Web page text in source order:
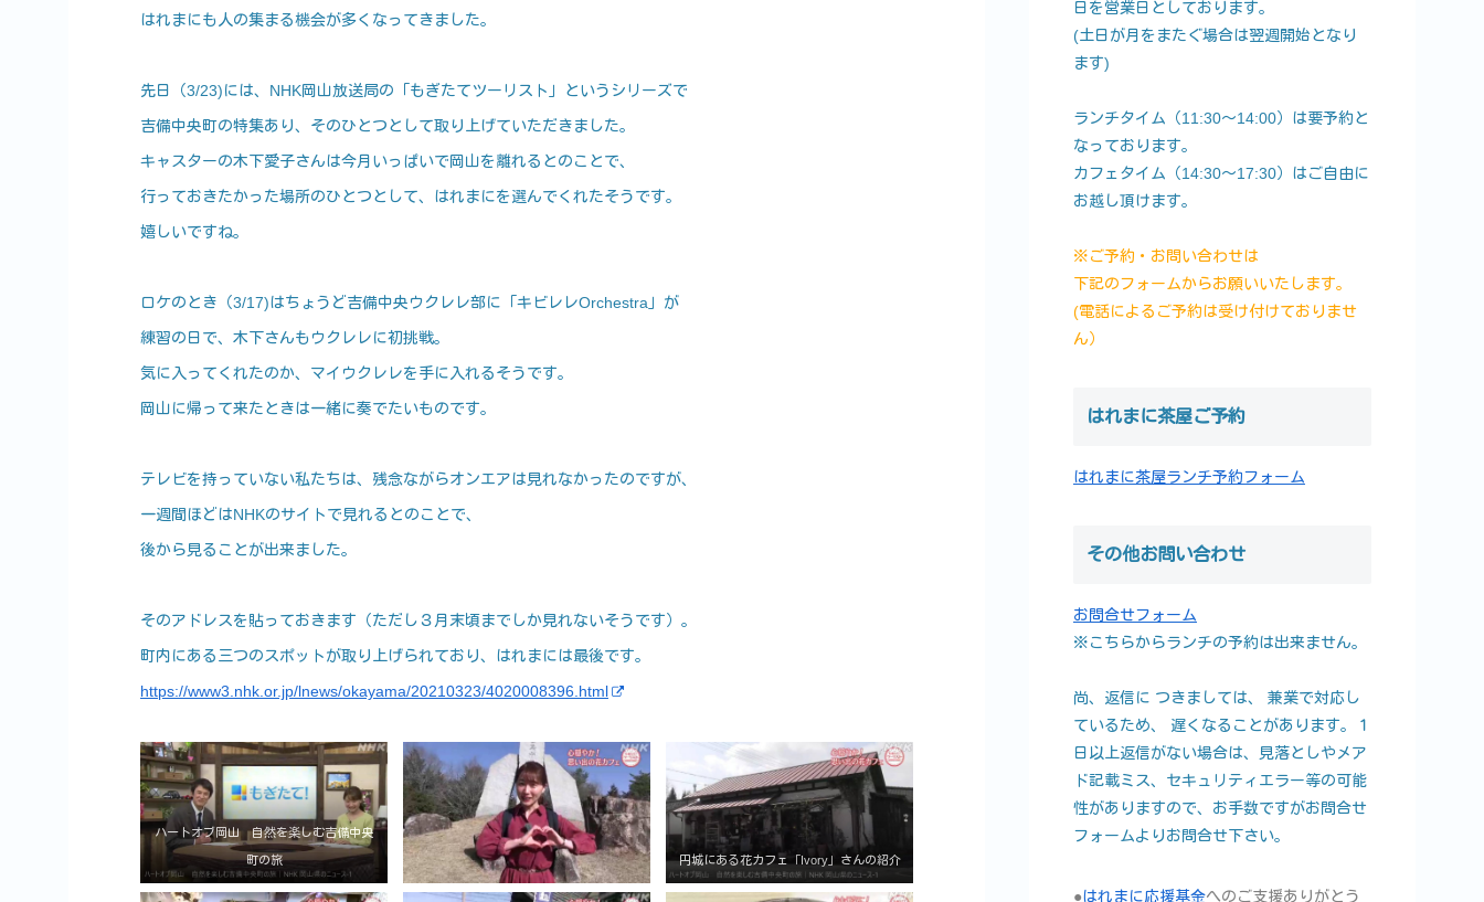
はれまにも人の集まる機会が多くなってきました。
先日（3/23)には、NHK岡山放送局の「もぎたてツーリスト」というシリーズで
吉備中央町の特集あり、そのひとつとして取り上げていただきました。
キャスターの木下愛子さんは今月いっぱいで岡山を離れるとのことで、
行っておきたかった場所のひとつとして、はれまにを選んでくれたそうです。
嬉しいですね。
ロケのとき（3/17)はちょうど吉備中央ウクレレ部に「キビレレOrchestra」が
練習の日で、木下さんもウクレレに初挑戦。
気に入ってくれたのか、マイウクレレを手に入れるそうです。
岡山に帰って来たときは一緒に奏でたいものです。
テレビを持っていない私たちは、残念ながらオンエアは見れなかったのですが、
一週間ほどはNHKのサイトで見れるとのことで、
後から見ることが出来ました。
そのアドレスを貼っておきます（ただし３月末頃までしか見れないそうです）。
町内にある三つのスポットが取り上げられており、はれまには最後です。
https://www3.nhk.or.jp/lnews/okayama/20210323/4020008396.html
ハートオブ岡山 自然を楽しむ吉備中央
町の旅 円城にある花カフェ「Ivory」さんの紹介
日を営業日としております。
(土日が月をまたぐ場合は翌週開始となり
ます)
ランチタイム（11:30～14:00）は要予約と
なっております。
カフェタイム（14:30～17:30）はご自由に
お越し頂けます。
※ご予約・お問い合わせは
下記のフォームからお願いいたします。
(電話によるご予約は受け付けておりませ
ん）
はれまに茶屋ご予約
はれまに茶屋ランチ予約フォーム
その他お問い合わせ
お問合せフォーム
※こちらからランチの予約は出来ません。
尚、返信に つきましては、 兼業で対応し
ているため、 遅くなることがあります。１
日以上返信がない場合は、見落としやメア
ド記載ミス、セキュリティエラー等の可能
性がありますので、お手数ですがお問合せ
フォームよりお問合せ下さい。
●はれまに応援基金へのご支援ありがとう